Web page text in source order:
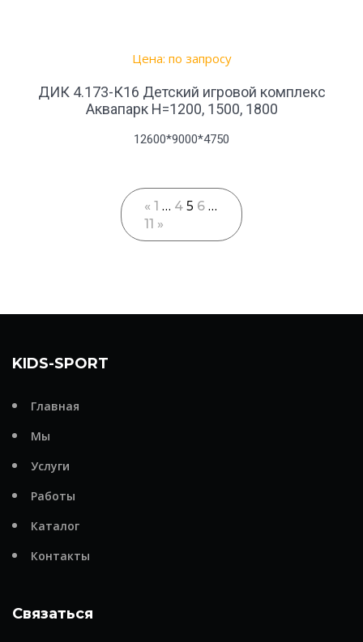
Цена: по запросу
ДИК 4.173-К16 Детский игровой комплекс
Аквапарк Н=1200, 1500, 1800
12600*9000*4750
« 1 … 4 5 6 …
11 »
KIDS-SPORT
Главная
Мы
Услуги
Работы
Каталог
Контакты
Связаться